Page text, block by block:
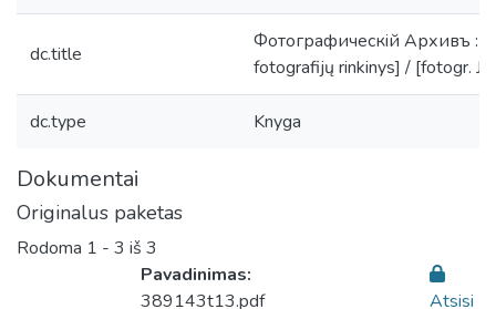
dc.title
Фотографическiй Архивъ :
fotografijų rinkinys] / [fotogr.
dc.type Knyga
Dokumentai
Originalus paketas
Rodoma 1 - 3 iš 3
Pavadinimas:
389143t13.pdf
Atsisi